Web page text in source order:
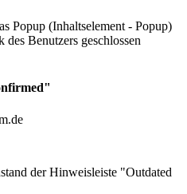
Popup (Inhaltselement - Popup)
Benutzers geschlossen
der Hinweisleiste "Outdated